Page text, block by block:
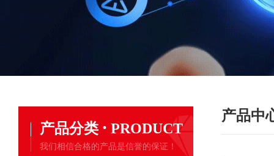
产品分类 · PRODUCT
我们相信合格的产品是信誉的保证！
产品中